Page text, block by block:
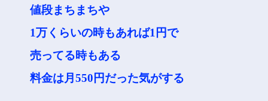
値段まちまちや
1万くらいの時もあれば1円で
売ってる時もある
料金は月550円だった気がする